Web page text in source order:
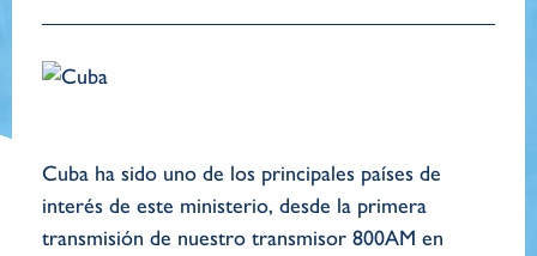
Cuba ha sido uno de los principales países de
interés de este ministerio, desde la primera
transmisión de nuestro transmisor 800AM en